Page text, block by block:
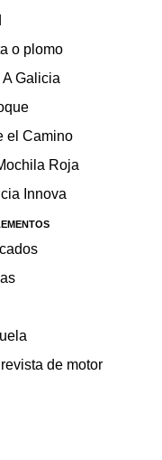
o plomo
A Galicia
el Camino
Roja
Innova
de motor